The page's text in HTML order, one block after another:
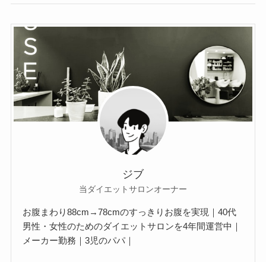
ジブ
当ダイエットサロンオーナー
お腹まわり88cm→78cmのすっきりお腹を実現｜40代
男性・女性のためのダイエットサロンを4年間運営中｜
メーカー勤務｜3児のパパ｜